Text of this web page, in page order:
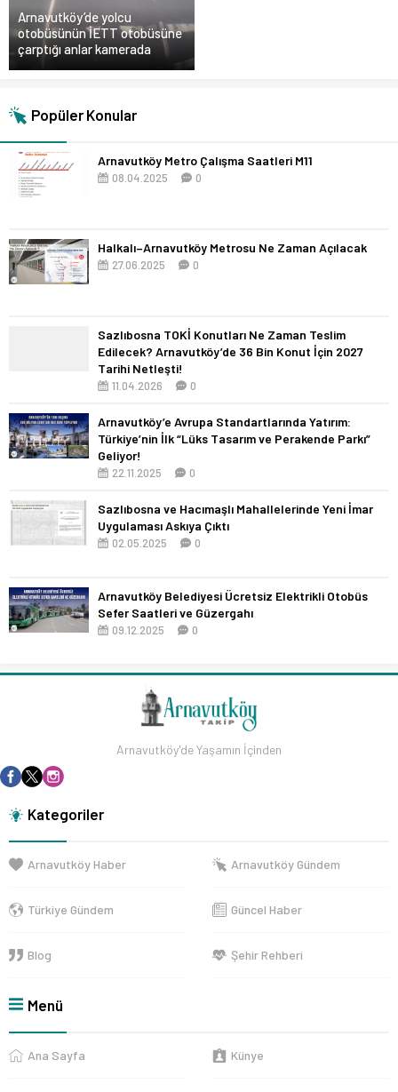
Arnavutköy’de yolcu
otobüsünün İETT otobüsüne
çarptığı anlar kamerada
Popüler Konular
Arnavutköy Metro Çalışma Saatleri M11
08.04.2025 0
Halkalı–Arnavutköy Metrosu Ne Zaman Açılacak
27.06.2025 0
Sazlıbosna TOKİ Konutları Ne Zaman Teslim
Edilecek? Arnavutköy’de 36 Bin Konut İçin 2027
Tarihi Netleşti!
11.04.2026 0
Arnavutköy’e Avrupa Standartlarında Yatırım:
Türkiye’nin İlk “Lüks Tasarım ve Perakende Parkı”
Geliyor!
22.11.2025 0
Sazlıbosna ve Hacımaşlı Mahallelerinde Yeni İmar
Uygulaması Askıya Çıktı
02.05.2025 0
Arnavutköy Belediyesi Ücretsiz Elektrikli Otobüs
Sefer Saatleri ve Güzergahı
09.12.2025 0
Arnavutköy'de Yaşamın İçinden
Kategoriler
Arnavutköy Haber Arnavutköy Gündem
Türkiye Gündem Güncel Haber
Blog Şehir Rehberi
Menü
Ana Sayfa Künye